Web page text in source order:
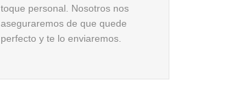
toque personal. Nosotros nos
aseguraremos de que quede
perfecto y te lo enviaremos.